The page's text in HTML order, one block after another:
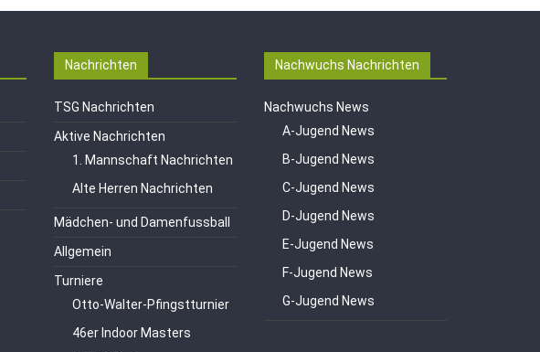
Nachrichten
TSG Nachrichten
Aktive Nachrichten
1. Mannschaft Nachrichten
Alte Herren Nachrichten
Mädchen- und Damenfussball
Allgemein
Turniere
Otto-Walter-Pfingstturnier
46er Indoor Masters
Nachwuchs Nachrichten
Nachwuchs News
A-Jugend News
B-Jugend News
C-Jugend News
D-Jugend News
E-Jugend News
F-Jugend News
G-Jugend News